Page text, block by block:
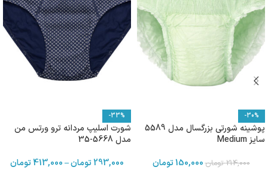
-30%
پوشینه شورتی بزرگسال مدل 5589
سایز Medium
214,000 تومان150,000تومان
-33%
شورت اسلیپ مردانه ترو ورتس من
مدل 5668-35
293,000تومان–
413,000تومان